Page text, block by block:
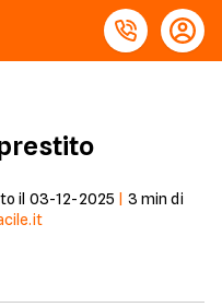
il 03-12-2025 3 min di